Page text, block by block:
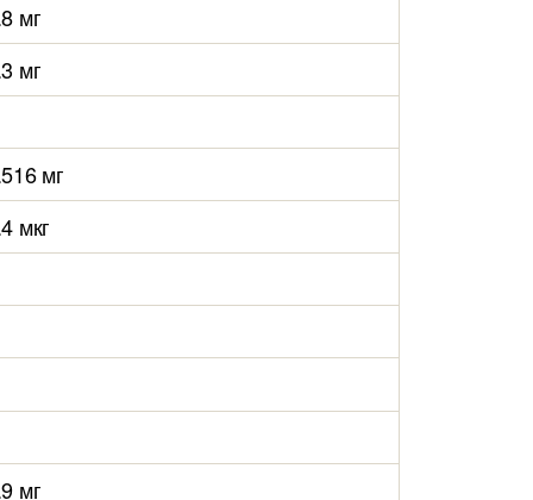
мг
мг
мг
мкг
мг